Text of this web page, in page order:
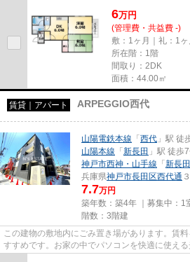
6万円
(管理費・共益費 -)
敷：1ヶ月｜礼：1ヶ
所在階：1階
間取り：2DK
面積：44.00㎡
賃貸｜アパート ARPEGGIO西代
山陽電鉄本線 「 西代 」駅 徒
山陽本線 「 新長田 」駅 徒歩
神戸市西神・山手線 「 新長田
兵庫県神戸市長田区西代通
7.7万円
築年数：築4年 ｜募集中： 1
階数：3階建
この建物の敷地内にごみ置き場があります。賃
すすめです。お家の中でパソコンを快適に使え